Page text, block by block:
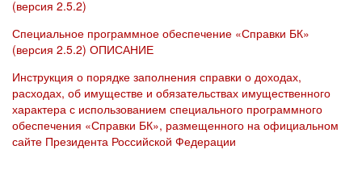
(версия 2.5.2)
Специальное программное обеспечение «Справки БК»
(версия 2.5.2) ОПИСАНИЕ
Инструкция о порядке заполнения справки о доходах,
расходах, об имуществе и обязательствах имущественного
характера с использованием специального программного
обеспечения «Справки БК», размещенного на официальном
сайте Президента Российской Федерации